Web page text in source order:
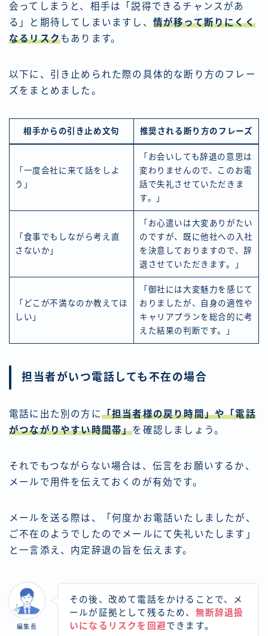
会ってしまうと、相手は「説得できるチャンスがあ
る」と期待してしまいますし、 情が移って断りにくく
なるリスクもあります。
以下に、引き止められた際の具体的な断り方のフレー
ズをまとめました。
相手からの引き止め文句 推奨される断り方のフレーズ
「一度会社に来て話をしよ
う」
「お会いしても辞退の意思は
変わりませんので、このお電
話で失礼させていただきま
す。」
「食事でもしながら考え直
さないか」
「お心遣いは大変ありがたい
のですが、既に他社への入社
を決意しておりますので、辞
退させていただきます。」
「どこが不満なのか教えてほ
しい」
「御社には大変魅力を感じて
おりましたが、自身の適性や
キャリアプランを総合的に考
えた結果の判断です。」
担当者がいつ電話しても不在の場合
電話に出た別の方に「担当者様の戻り時間」や「電話
がつながりやすい時間帯」を確認しましょう。
それでもつながらない場合は、伝言をお願いするか、
メールで用件を伝えておくのが有効です。
メールを送る際は、「何度かお電話いたしましたが、
ご不在のようでしたのでメールにて失礼いたします」
と一言添え、内定辞退の旨を伝えます。
編集長
その後、改めて電話をかけることで、メ
ールが証拠として残るため、 無断辞退扱
いになるリスクを回避できます。